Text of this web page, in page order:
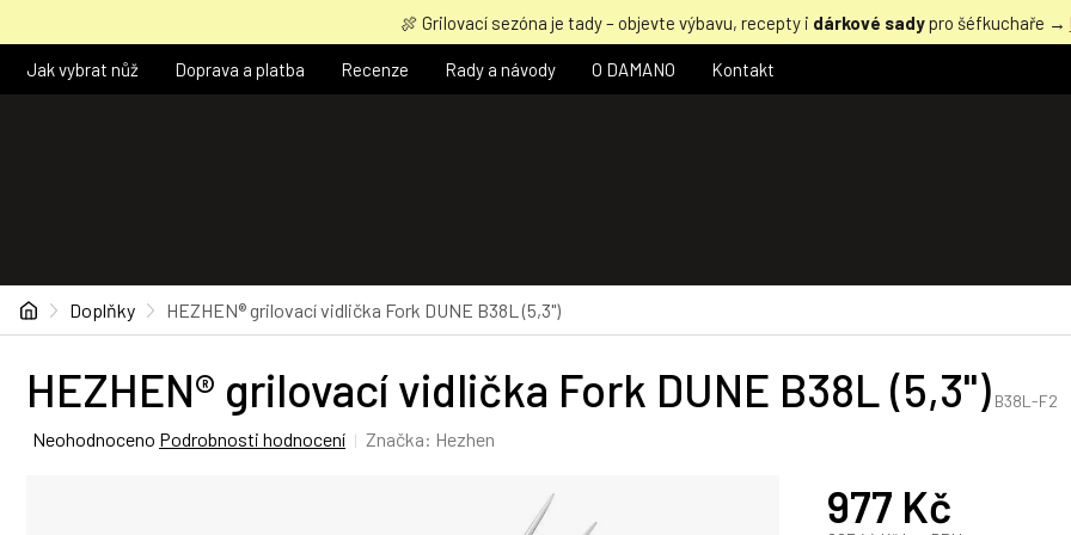
obsah
🍖 Grilovací sezóna je tady – objevte výbavu, recepty i dárkové sadypro šéfkuchaře →
Jak vybrat nůž Doprava a platba Recenze Rady a návody O DAMANO Kontakt
DomůDoplňky HEZHEN® grilovací vidlička Fork DUNE B38L (5,3")
HEZHEN® grilovací vidlička Fork DUNE B38L (5,3") B38L-F2
Průměrné
Neohodnoceno Podrobnosti hodnocení Značka: Hezhen
977 Kč